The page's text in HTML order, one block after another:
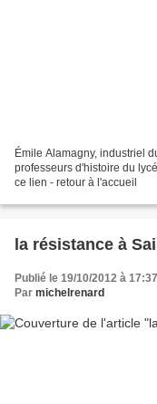
Émile Alamagny, industriel
professeurs d'histoire du
ce lien - retour à l'accueil
la résistance à
Publié le 19/10/2012 à 17:37
Par michelrenard